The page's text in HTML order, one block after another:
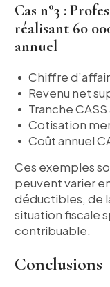
Cas n°3 :
réalisant 60
annuel
Chiffre
Revenu net
Tranche
Cotisation
Coût annuel
Ces exemples
peuvent varier
déductibles, de
situation fiscale
contribuable.
Conclusions